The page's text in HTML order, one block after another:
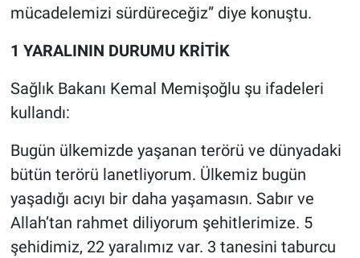
mücadelemizi sürdüreceğiz” diye konuştu.
1 YARALININ DURUMU KRİTİK
Sağlık Bakanı Kemal Memişoğlu şu ifadeleri
kullandı:
Bugün ülkemizde yaşanan terörü ve dünyadaki
bütün terörü lanetliyorum. Ülkemiz bugün
yaşadığı acıyı bir daha yaşamasın. Sabır ve
Allah’tan rahmet diliyorum şehitlerimize. 5
şehidimiz, 22 yaralımız var. 3 tanesini taburcu
Spor
Türkiye'nin Geleceği
Türkiye'nin Gündemi
Yerel Yaşam